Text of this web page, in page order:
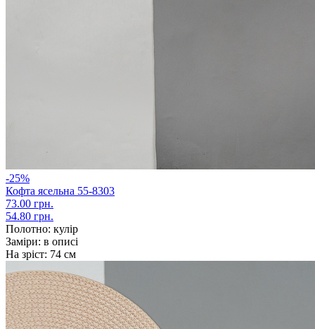
-25%
Кофта ясельна 55-8303
73.00 грн.
54.80 грн.
Полотно: кулір
Заміри: в описі
На зріст: 74 см